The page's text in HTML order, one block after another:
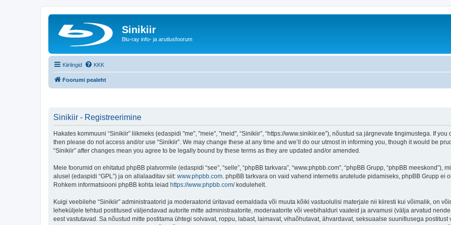
Sinikiir
Blu-ray info- ja arutlusfoorum
Kiirlingid KKK
Foorumi pealeht
Sinikiir - Registreerimine
Hakates kommuuni “Sinikiir” liikmeks (edaspidi "me", "meie", "meid", “Sinikiir”, “https://www.sinikiir.ee”), nõustud sa järgnevate tingimustega. If
then please do not access and/or use “Sinikiir”. We may change these at any time and we’ll do our utmost in informing you, though it would be
“Sinikiir” after changes mean you agree to be legally bound by these terms as they are updated and/or amended.
Meie foorumid on ehitatud phpBB platvormile (edaspidi “see”, “selle”, “phpBB tarkvara”, “www.phpbb.com”, “phpBB Grupp, “phpBB meeskond”),
alusel (edaspidi “GPL”) ja on allalaaditav siit: www.phpbb.com. phpBB tarkvara on vaid vahend internetis arutelude pidamiseks, phpBB Grupp ei
Rohkem informatsiooni phpBB kohta leiad https://www.phpbb.com/kodulehelt.
Kuigi veebilehe “Sinikiir” administraatorid ja moderaatorid üritavad eemaldada või muuta kõiki vastuolulisi materjale nii kiiresti kui võimalik, on
leheküljele tehtud postitused väljendavad autorite mitte administraatorite, moderaatorite või veebihalduri vaateid ja arvamusi (välja arvatud
eest vastutavad. Sa nõustud mitte postitama ühtegi solvavat, roppu, labast, laimavat, vihaõhutavat, ähvardavat, seksuaalse suunitlusega